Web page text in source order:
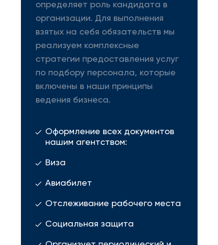
определяет роль кандидата в
организации. Для выполнения
взятых на себя обязательств мы
реализуем комплексные
стратегии предоставления услуг
по подбору персонала, которые
включены в наши принципы
ведения бизнеса.
Оформление всех документов
нашим агентством:
Виза
Авиабилет
Отслеживание рабочего места
Социальная защита